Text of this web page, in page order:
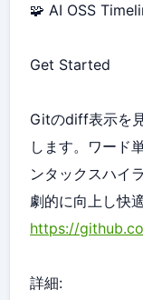
🧩 AI OSS
Get Started
Gitのdiff表示を
します。ワード
ンタックスハイ
劇的に向上し快
https://
詳細: